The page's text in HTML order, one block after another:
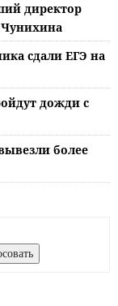
директор
сдали ЕГЭ на
дожди с
более